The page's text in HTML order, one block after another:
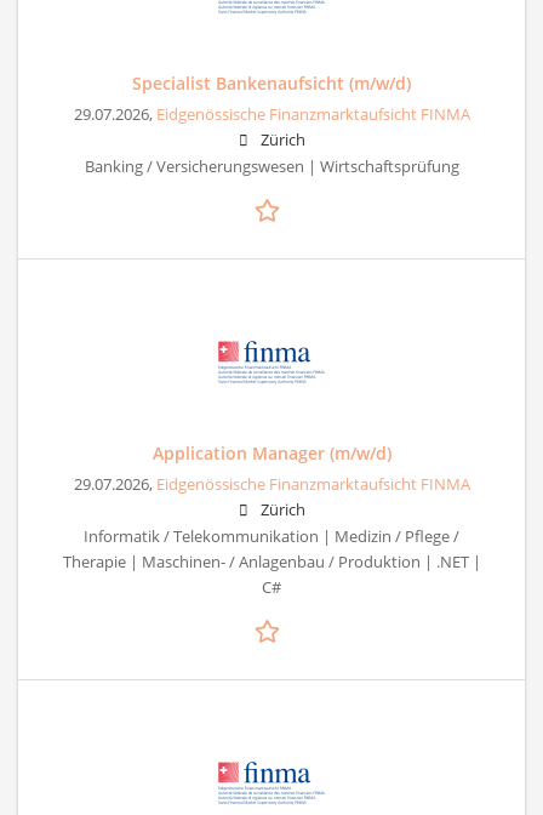
Specialist Bankenaufsicht (m/w/d)
29.07.2026, Eidgenössische Finanzmarktaufsicht FINMA
Zürich
Banking / Versicherungswesen | Wirtschaftsprüfung
Application Manager (m/w/d)
29.07.2026, Eidgenössische Finanzmarktaufsicht FINMA
Zürich
Informatik / Telekommunikation | Medizin / Pflege /
Therapie | Maschinen- / Anlagenbau / Produktion | .NET |
C#